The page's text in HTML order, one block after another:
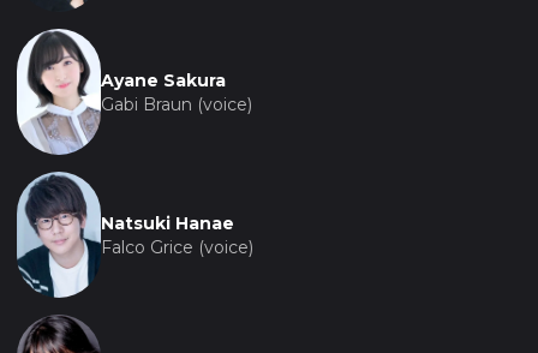
Ayane Sakura
Gabi Braun (voice)
Natsuki Hanae
Falco Grice (voice)